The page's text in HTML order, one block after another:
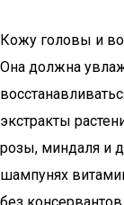
Кожу головы и
Она должна
экстракты
розы, миндаля и
шампунях